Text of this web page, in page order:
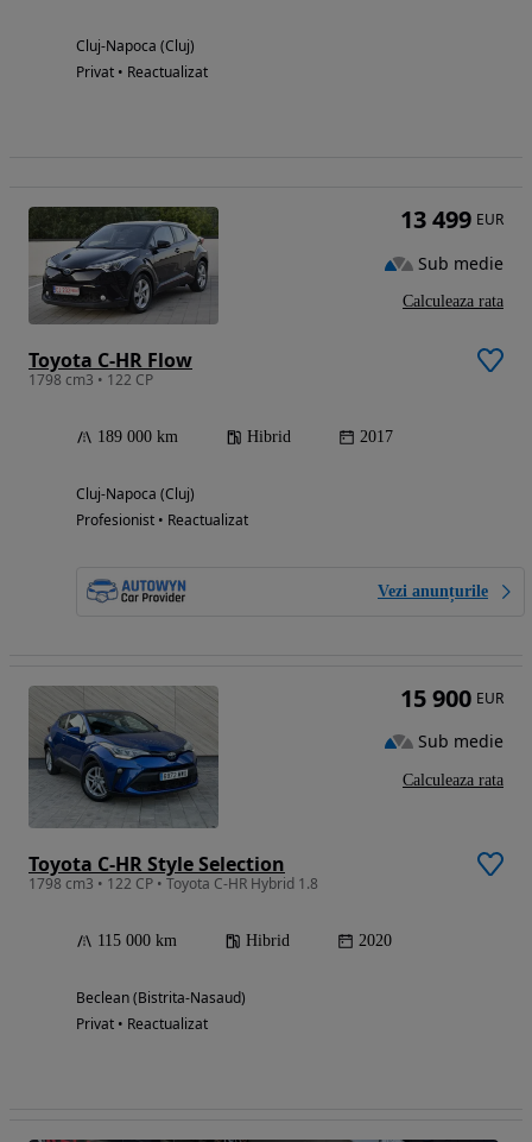
Cluj-Napoca (Cluj)
Privat • Reactualizat
Toyota C-HR Flow
1798 cm3 • 122 CP
189 000 km Hibrid 2017
Cluj-Napoca (Cluj)
Profesionist • Reactualizat
Vezi anunțurile
13 499 EUR
Sub medie
Calculeaza rata
Toyota C-HR Style Selection
1798 cm3 • 122 CP • Toyota C-HR Hybrid 1.8
115 000 km Hibrid 2020
Beclean (Bistrita-Nasaud)
Privat • Reactualizat
15 900 EUR
Sub medie
Calculeaza rata